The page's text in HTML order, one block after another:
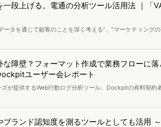
一段上げる。電通の分析ツール活用法 ｜「
ータを通じて顧客のことを深く考える”、“マーケティング
ト「VALUES Marketing Dive」を5/26に開催しました。
ます。本講演では電通のプランナーをお迎えし、「仮説
をふまえたツール活用法をご紹介いただきました。
な障壁？フォーマット作成で業務フローに
ユーザー会レポート
が提供するWeb行動ログ分析ツール、Dockpitの有料契
者の導入事例として株式会社Kaizen Platformを迎え、現
ヒントとなる情報をレポートしていきます。
ブランド認知度を測るツールとしても活用